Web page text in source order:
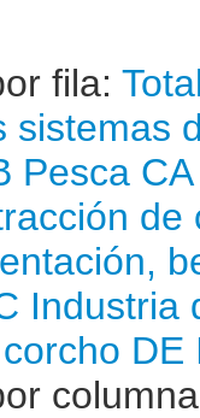
fila:
sistemas
Pesca
Industria
DE